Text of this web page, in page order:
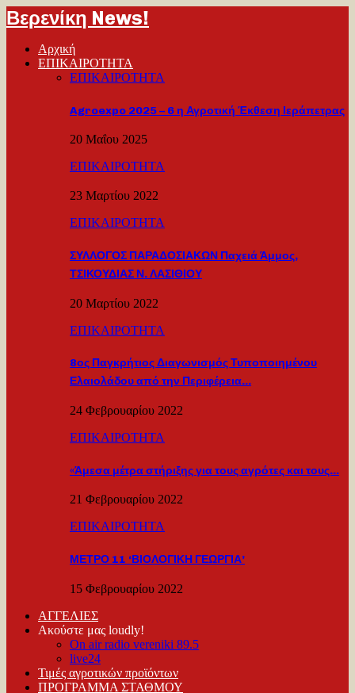
Βερενίκη News!
Αρχική
ΕΠΙΚΑΙΡΟΤΗΤΑ
ΕΠΙΚΑΙΡΟΤΗΤΑ
Agroexpo 2025 – 6 η Αγροτική Έκθεση Ιεράπετρας
20 Μαΐου 2025
ΕΠΙΚΑΙΡΟΤΗΤΑ
23 Μαρτίου 2022
ΕΠΙΚΑΙΡΟΤΗΤΑ
ΣΥΛΛΟΓΟΣ ΠΑΡΑΔΟΣΙΑΚΩΝ Παχειά Άμμος,
ΤΣΙΚΟΥΔΙΑΣ Ν. ΛΑΣΙΘΙΟΥ
20 Μαρτίου 2022
ΕΠΙΚΑΙΡΟΤΗΤΑ
8ος Παγκρήτιος Διαγωνισμός Τυποποιημένου
Ελαιολάδου από την Περιφέρεια…
24 Φεβρουαρίου 2022
ΕΠΙΚΑΙΡΟΤΗΤΑ
«Άμεσα μέτρα στήριξης για τους αγρότες και τους…
21 Φεβρουαρίου 2022
ΕΠΙΚΑΙΡΟΤΗΤΑ
ΜΕΤΡΟ 11 ‘ΒΙΟΛΟΓΙΚΗ ΓΕΩΡΓΙΑ’
15 Φεβρουαρίου 2022
ΑΓΓΕΛΙΕΣ
Ακούστε μας loudly!
On air radio vereniki 89.5
live24
Τιμές αγροτικών προϊόντων
ΠΡΟΓΡΑΜΜΑ ΣΤΑΘΜΟΥ